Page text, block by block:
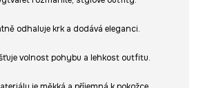
odhaluje krk a dodává eleganci.
volnost pohybu a lehkost outfitu.